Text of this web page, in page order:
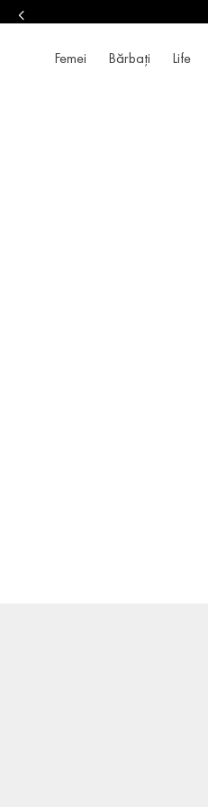
Femei Bărbați Life